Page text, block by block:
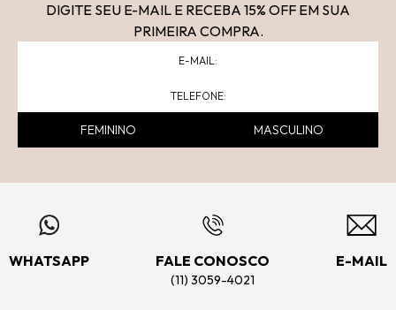
DIGITE SEU E-MAIL E RECEBA 15% OFF EM SUA
PRIMEIRA COMPRA.
FEMININO MASCULINO
WHATSAPP FALE CONOSCO
(11) 3059-4021
E-MAIL